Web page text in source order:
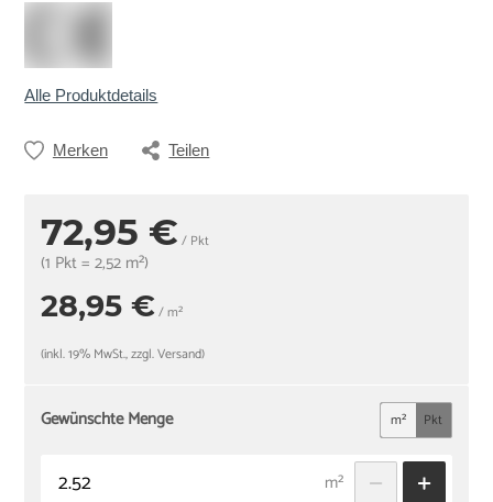
Alle Produktdetails
Merken Teilen
72,95 € / Pkt
(1 Pkt = 2,52 m²)
28,95 €/ m²
(inkl. 19% MwSt., zzgl. Versand)
Gewünschte Menge m² Pkt
m²